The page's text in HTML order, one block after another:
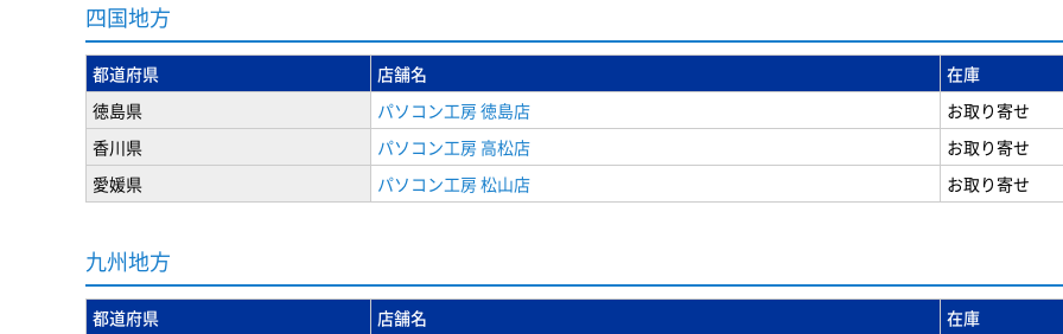
四国地方
都道府県 店舗名
在庫
徳島県
パソコン工房 徳島店
お取り寄せ
香川県
パソコン工房 高松店
お取り寄せ
愛媛県
パソコン工房 松山店 お取り寄せ
九州地方
都道府県 店舗名
在庫